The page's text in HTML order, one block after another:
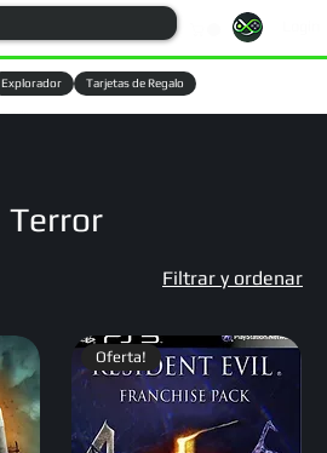
Explorador Tarjetas de Regalo
Terror
Filtrar y ordenar
Oferta!